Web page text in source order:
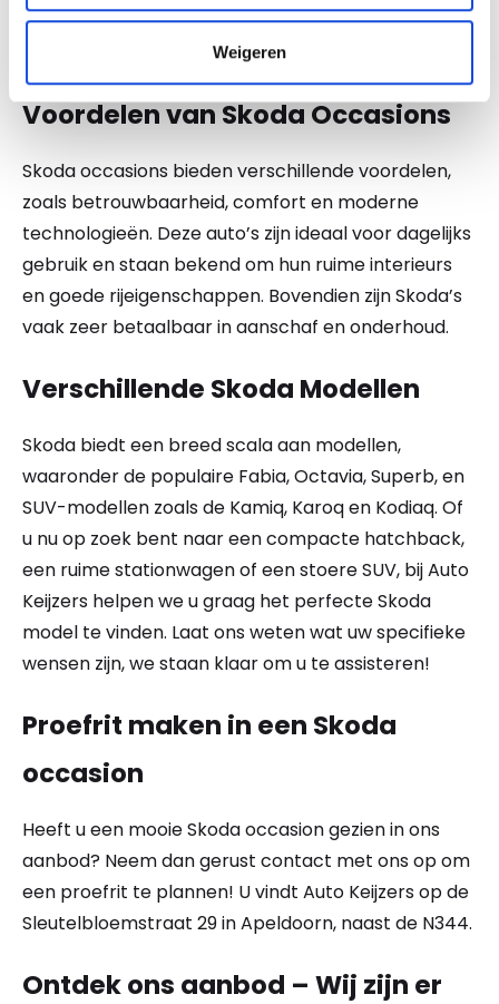
Weigeren
heen heeft Skoda een sterke reputatie opgebouwd
in Europa en daarbuiten.
Voordelen van Skoda Occasions
Skoda occasions bieden verschillende voordelen,
zoals betrouwbaarheid, comfort en moderne
technologieën. Deze auto’s zijn ideaal voor dagelijks
gebruik en staan bekend om hun ruime interieurs
en goede rijeigenschappen. Bovendien zijn Skoda’s
vaak zeer betaalbaar in aanschaf en onderhoud.
Verschillende Skoda Modellen
Skoda biedt een breed scala aan modellen,
waaronder de populaire Fabia, Octavia, Superb, en
SUV-modellen zoals de Kamiq, Karoq en Kodiaq. Of
u nu op zoek bent naar een compacte hatchback,
een ruime stationwagen of een stoere SUV, bij Auto
Keijzers helpen we u graag het perfecte Skoda
model te vinden. Laat ons weten wat uw specifieke
wensen zijn, we staan klaar om u te assisteren!
Proefrit maken in een Skoda
occasion
Heeft u een mooie Skoda occasion gezien in ons
aanbod? Neem dan gerust contact met ons op om
een proefrit te plannen! U vindt Auto Keijzers op de
Sleutelbloemstraat 29 in Apeldoorn, naast de N344.
Ontdek ons aanbod – Wij zijn er